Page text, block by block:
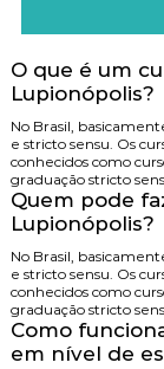
O que é um
Lupionópolis?
No Brasil,
e stricto sensu. Os
conhecidos como
graduação stricto
Quem pode
Lupionópolis?
No Brasil,
e stricto sensu. Os
conhecidos como
graduação stricto
Como
em nível de